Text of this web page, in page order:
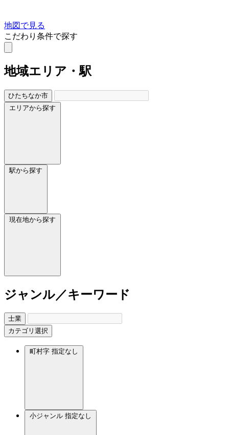
地図で見る
こだわり条件で探す
地域エリア・駅
ひたちなか市
エリアから探す
駅から探す
現在地から探す
ジャンル／キーワード
士業
カテゴリ選択
町村字 指定なし
小ジャンル 指定なし